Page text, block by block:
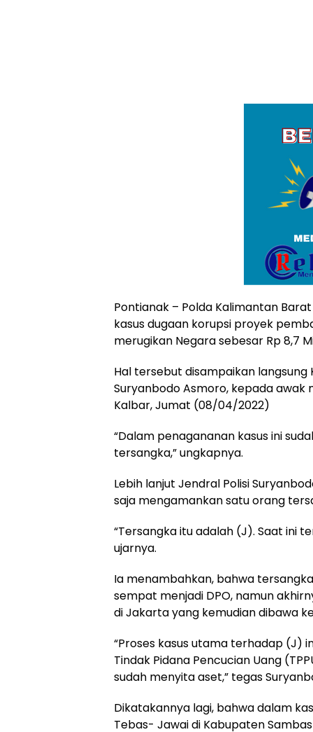
Pontianak – Polda Kalimantan
kasus dugaan korupsi proyek
merugikan Negara sebesar Rp 8,7
Hal tersebut disampaikan
Suryanbodo Asmoro, kepada awak
Kalbar, Jumat (08/04/2022)
“Dalam penagananan kasus ini
tersangka,” ungkapnya.
Lebih lanjut Jendral Polisi
saja mengamankan satu orang
“Tersangka itu adalah (J). Saat ini
ujarnya.
Ia menambahkan, bahwa
sempat menjadi DPO, namun
di Jakarta yang kemudian dibawa
“Proses kasus utama terhadap (J)
Tindak Pidana Pencucian Uang
sudah menyita aset,” tegas
Dikatakannya lagi, bahwa dalam
Tebas- Jawai di Kabupaten